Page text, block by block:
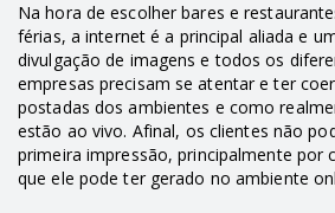
Na hora de escolher bares e
férias, a internet é a principal aliada e
divulgação de imagens e todos os
empresas precisam se atentar e ter
postadas dos ambientes e como
estão ao vivo. Afinal, os clientes não
primeira impressão, principalmente por
que ele pode ter gerado no ambiente